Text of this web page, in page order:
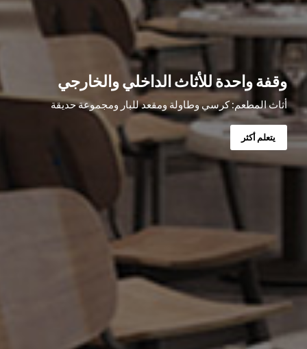
رؤيتك ، إنشاء CDG
قدمت CDG منتجات وصدرت إلى أكثر من 160 دولة
يتعلم أكثر